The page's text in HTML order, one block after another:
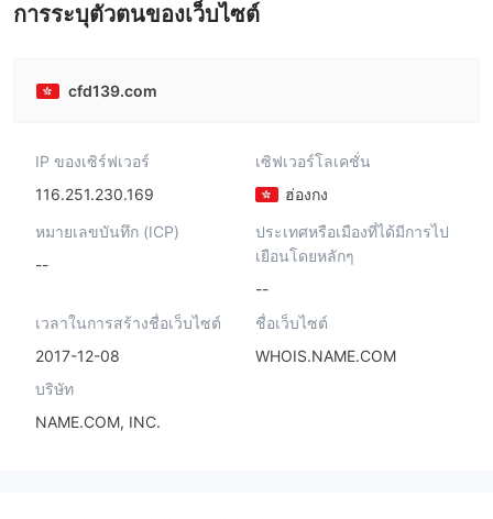
การระบุตัวตนของเว็บไซต์
cfd139.com
IP ของเซิร์ฟเวอร์
116.251.230.169
เซิฟเวอร์โลเคชั่น
ฮ่องกง
หมายเลขบันทึก (ICP)
--
ประเทศหรือเมืองที่ได้มีการไป
เยือนโดยหลักๆ
--
เวลาในการสร้างชื่อเว็บไซต์
2017-12-08
ชื่อเว็บไซต์
WHOIS.NAME.COM
บริษัท
NAME.COM, INC.